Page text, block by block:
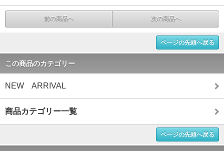
前の商品へ 次の商品へ
ページの先頭へ戻る
この商品のカテゴリー
NEW ARRIVAL
商品カテゴリー一覧
ページの先頭へ戻る